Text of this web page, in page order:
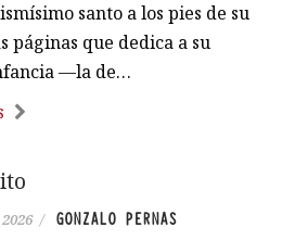
santo a los pies de su
páginas que dedica a su
—la de…
/ GONZALO PERNAS